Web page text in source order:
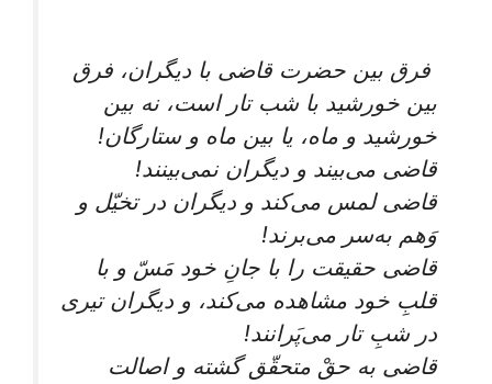
فرق بین حضرت قاضی با دیگران، فرق
بین خورشید با شب تار است، نه بین
خورشید و ماه، یا بین ماه و ستارگان!
قاضی می‌بیند و دیگران نمی‌بینند!
قاضی لمس می‌کند و دیگران در تخیّل و
وَهم به‌سر می‌برند!
قاضی حقیقت را با جانِ خود مَسّ و با
قلبِ خود مشاهده می‌کند، و دیگران تیری
در شبِ تار می‌پَرانند!
قاضی به حقْ متحقّق گشته و اصالت